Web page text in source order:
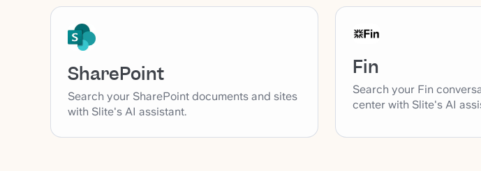
SharePoint
Search your SharePoint documents and sites
with Slite's AI assistant.
Fin
Search your Fin
center with Slite's AI